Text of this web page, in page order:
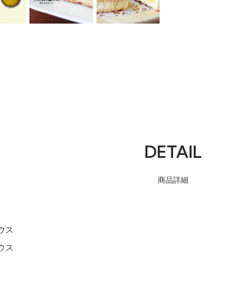
DETAIL
商品詳細